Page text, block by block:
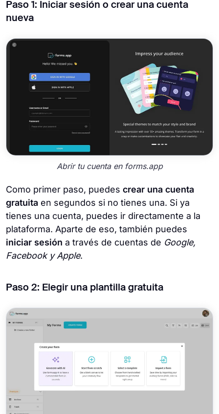
Paso 1: Iniciar sesión o crear una cuenta
nueva
Abrir tu cuenta en forms.app
Como primer paso, puedes crear una cuenta
gratuita en segundos si no tienes una. Si ya
tienes una cuenta, puedes ir directamente a la
plataforma. Aparte de eso, también puedes
iniciar sesión a través de cuentas de Google,
Facebook y Apple.
Paso 2: Elegir una plantilla gratuita